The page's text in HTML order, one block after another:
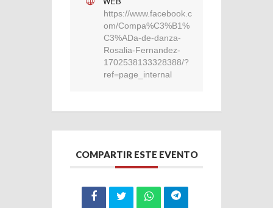
https://www.facebook.c
om/Compa%C3%B1%
C3%ADa-de-danza-
Rosalia-Fernandez-
1702538133328388/?
ref=page_internal
COMPARTIR ESTE EVENTO